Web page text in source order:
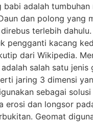
babi adalah tumbuhan
dan polong yang
terlebih
pengganti kacang
dari Wikipedia.
salah satu jenis
jaring 3 dimensi
sebagai
erosi dan longsor
Geomat